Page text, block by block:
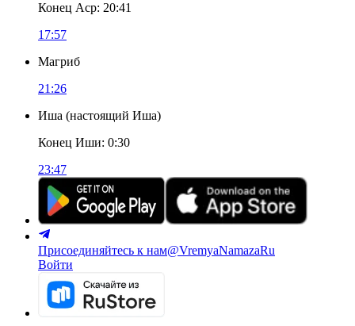
Конец Аср: 20:41
17:57
Магриб
21:26
Иша (настоящий Иша)
Конец Иши: 0:30
23:47
Присоединяйтесь к нам@VremyaNamazaRu
Войти